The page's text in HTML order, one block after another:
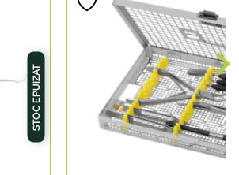
STOC EPUIZAT